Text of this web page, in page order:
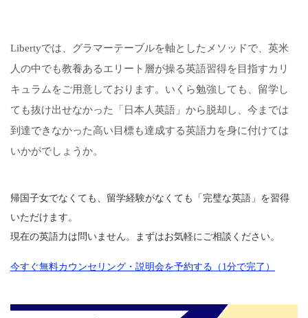
Libertyでは、グラマーテーブルを軸としたメソッドで、英米
人の中でも教養あるエリート層が操る英語習得を目指すカリ
キュラムをご用意しております。いくら勉強しても、留学し
ても抜け出せなかった「日本人英語」から脱却し、今までは
到達できなかった高い目標も達成する英語力を身に付けては
いかがでしょうか。
帰国子女でなくても、留学経験がなくても「完璧な英語」を習得
いただけます。
現在の英語力は問いません。まずはお気軽にご相談ください。
今すぐ無料カウンセリング・説明会を予約する（1分で完了）